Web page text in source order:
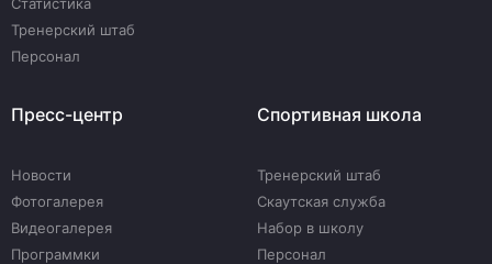
Тренерский штаб
Персонал
Пресс-центр
Новости
Фотогалерея
Видеогалерея
Программки
Спортивная школа
Тренерский штаб
Скаутская служба
Набор в школу
Персонал